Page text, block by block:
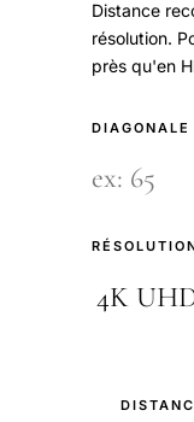
Distance
résolution.
près qu'en